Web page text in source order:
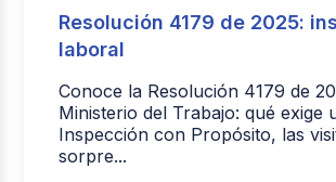
Resolución 4179 de 2025:
laboral
Conoce la Resolución 4179 de
Ministerio del Trabajo: qué exige
Inspección con Propósito, las
sorpre...